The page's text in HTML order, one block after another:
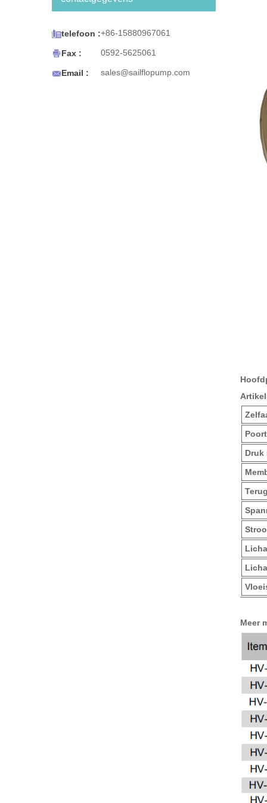
Druk
Meer
koffie-/theezetapparaten, ijs-
koelkasten, espressokarren en
elk gebruik waarvoor
telefoon :+86-15880967061
Fax : 0592-5625061
Email : sales@sailflopump.com